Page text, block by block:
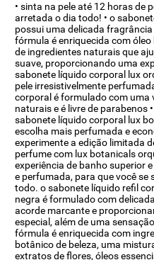
• sinta na pele até 12 horas de
arretada o dia todo! • o
possui uma delicada
fórmula é enriquecida com
de ingredientes naturais que
suave, proporcionando uma
sabonete líquido corporal lux
pele irresistivelmente
corporal é formulado com uma
naturais e é livre de parabenos
sabonete líquido corporal lux
escolha mais perfumada e
experimente a edição limitada
perfume com lux botanicals
experiência de banho superior
e perfumada, para que você se
todo. o sabonete líquido refil
negra é formulado com
acorde marcante e
especial, além de uma
fórmula é enriquecida com
botânico de beleza, uma
extratos de flores, óleos